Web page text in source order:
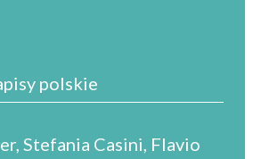
polskie
Stefania Casini, Flavio